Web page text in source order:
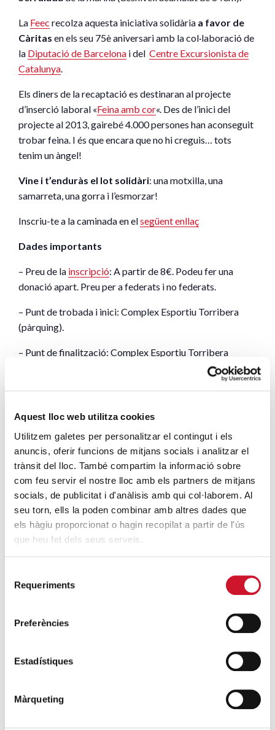
Aquest lloc web utilitza cookies
Utilitzem galetes per personalitzar el contingut i els
anuncis, oferir funcions de mitjans socials i analitzar el
trànsit del lloc. També compartim la informació sobre
com feu servir el nostre lloc amb els partners de mitjans
socials, de publicitat i d'anàlisis amb qui col·laborem. Al
seu torn, ells la poden combinar amb altres dades que
els hàgiu proporcionat o hagin recopilat a partir de l'ús
que heu fet dels seus serveis.
Requeriments
Preferències
Estadístiques
Màrqueting
La Feec recolza aquesta iniciativa solidària a favor de
Càritas en els seu 75è aniversari amb la col·laboració de
la Diputació de Barcelona i del Centre Excursionista de
Catalunya.
Els diners de la recaptació es destinaran al projecte
d’inserció laboral «Feina amb cor«. Des de l’inici del
projecte al 2013, gairebé 4.000 persones han aconseguit
trobar feina. I és que encara que no hi creguis… tots
tenim un àngel!
Vine i t’enduràs el lot solidàri: una motxilla, una
samarreta, una gorra i l’esmorzar!
Inscriu-te a la caminada en elsegüent enllaç
Dades importants
– Preu de la inscripció: A partir de 8€. Podeu fer una
donació apart. Preu per a federats i no federats.
– Punt de trobada i inici: Complex Esportiu Torribera
(pàrquing).
– Punt de finalització: Complex Esportiu Torribera
– Distància: 5,5 quilòmetres.
– Durada aproximada: entre 2 i 2,5 hores.
– Desnivell positiu: 421 m.
– Desnivell negatiu: 421 m.
– Desnivell acumulat: 843 m.
– Altitud màxima: 260 m.
T’hi esperem!
18